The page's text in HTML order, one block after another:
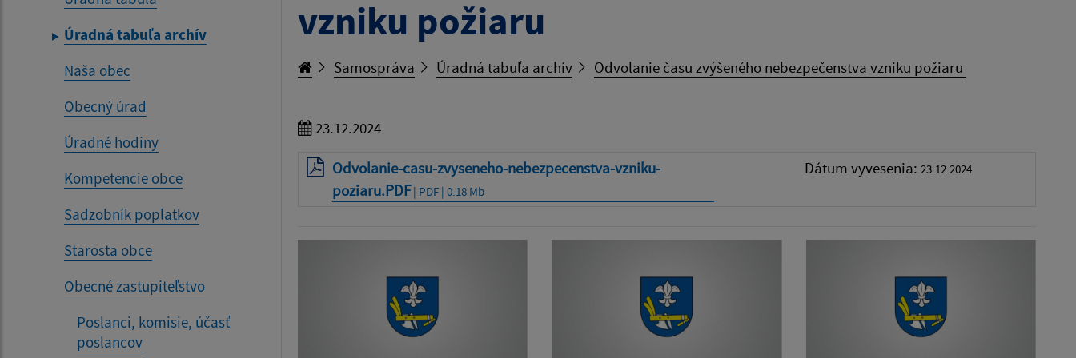
Úradná tabuľa archív
Naša obec
Obecný úrad
Úradné hodiny
Kompetencie obce
Sadzobník poplatkov
Starosta obce
Obecné zastupiteľstvo
Poslanci, komisie, účasť
poslancov
vzniku požiaru
Samospráva Úradná tabuľa archív Odvolanie času zvýšeného nebezpečenstva vzniku požiaru
23.12.2024
Odvolanie-casu-zvyseneho-nebezpecenstva-vzniku-
poziaru.PDF| PDF | 0.18 Mb
Dátum vyvesenia: 23.12.2024